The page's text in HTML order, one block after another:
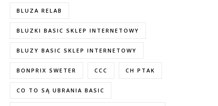
BLUZA RELAB
BLUZKI BASIC SKLEP INTERNETOWY
BLUZY BASIC SKLEP INTERNETOWY
BONPRIX SWETER CCC CH PTAK
CO TO SĄ UBRANIA BASIC